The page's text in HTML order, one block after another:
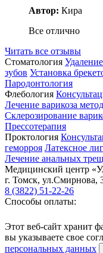
Автор: Кира
Все отлично
Читать все отзывы
Стоматология
зубов Установка
Пародонтология
Флебология
Лечение варикоза
Склерозирование
Прессотерапия
Проктология
геморроя Латексное
Лечение анальных
Медицинский центр
г. Томск, ул.Смирнова,
8 (3822) 51-22-26
Способы оплаты:
Этот веб-сайт хранит
вы указываете свое
персональных данных